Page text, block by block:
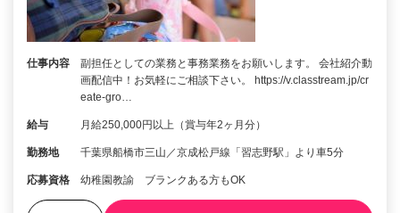
仕事内容
副担任としての業務と事務業務をお願いします。 会社紹介動
画配信中！お気軽にご相談下さい。 https://v.classtream.jp/cr
eate-gro…
給与 月給250,000円以上（賞与年2ヶ月分）
勤務地 千葉県船橋市三山／京成松戸線「習志野駅」より車5分
応募資格 幼稚園教諭 ブランクある方もOK